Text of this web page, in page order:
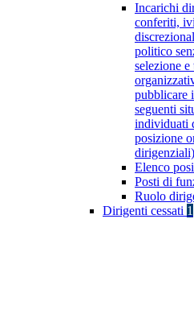
Incarichi
conferiti,
politico
selezione
pubblicare
seguenti
individuati
posizione
dirigenziali)
Elenco
Posti di
Ruolo
Dirigenti cessati 1